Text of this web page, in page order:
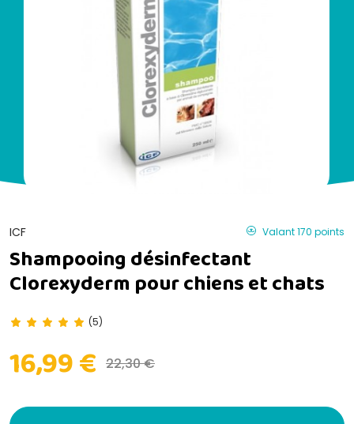
ICF Valant 170 points
Shampooing désinfectant
Clorexyderm pour chiens et chats
(5)
16,99 € 22,30 €